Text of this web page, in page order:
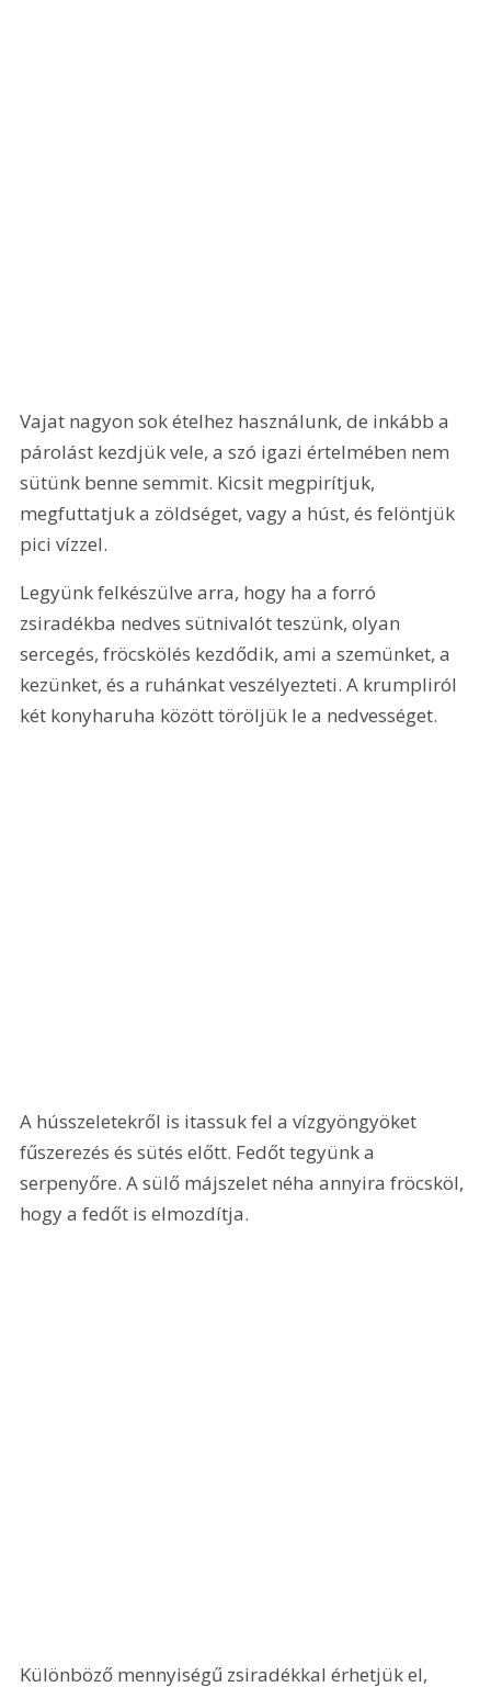
Vajat nagyon sok ételhez használunk, de inkább a
párolást kezdjük vele, a szó igazi értelmében nem
sütünk benne semmit. Kicsit megpirítjuk,
megfuttatjuk a zöldséget, vagy a húst, és felöntjük
pici vízzel.
Legyünk felkészülve arra, hogy ha a forró
zsiradékba nedves sütnivalót teszünk, olyan
sercegés, fröcskölés kezdődik, ami a szemünket, a
kezünket, és a ruhánkat veszélyezteti. A krumpliról
két konyharuha között töröljük le a nedvességet.
A hússzeletekről is itassuk fel a vízgyöngyöket
fűszerezés és sütés előtt. Fedőt tegyünk a
serpenyőre. A sülő májszelet néha annyira fröcsköl,
hogy a fedőt is elmozdítja.
Különböző mennyiségű zsiradékkal érhetjük el,